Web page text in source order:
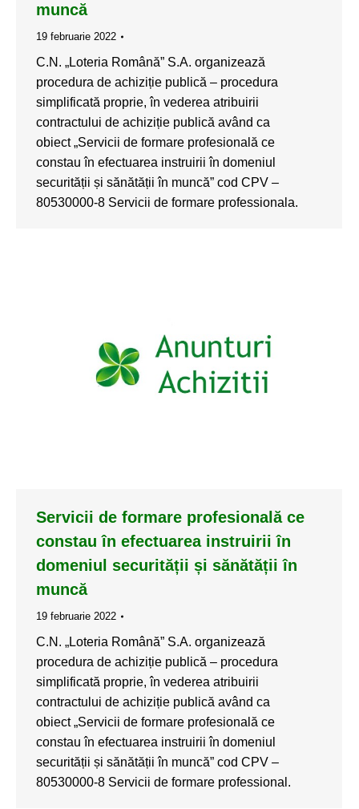
muncă
19 februarie 2022
C.N. „Loteria Română” S.A. organizează
procedura de achiziție publică – procedura
simplificată proprie, în vederea atribuirii
contractului de achiziție publică având ca
obiect „Servicii de formare profesională ce
constau în efectuarea instruirii în domeniul
securității și sănătății în muncă” cod CPV –
80530000-8 Servicii de formare professionala.
Servicii de formare profesională ce
constau în efectuarea instruirii în
domeniul securității și sănătății în
muncă
19 februarie 2022
C.N. „Loteria Română” S.A. organizează
procedura de achiziție publică – procedura
simplificată proprie, în vederea atribuirii
contractului de achiziție publică având ca
obiect „Servicii de formare profesională ce
constau în efectuarea instruirii în domeniul
securității și sănătății în muncă” cod CPV –
80530000-8 Servicii de formare professional.